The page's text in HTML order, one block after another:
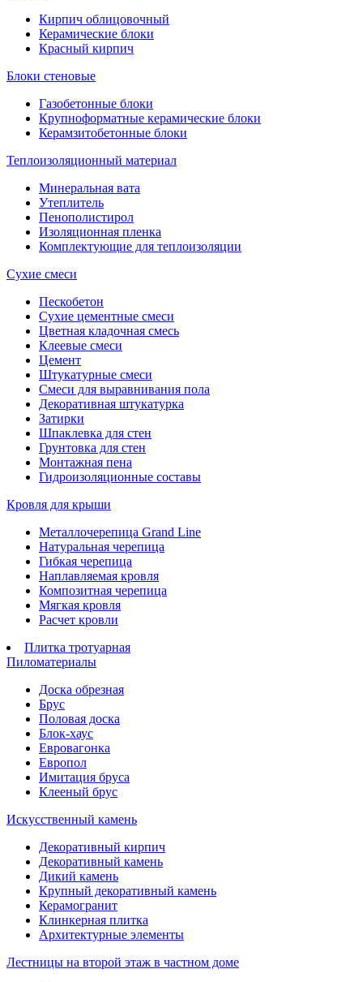
Кирпич облицовочный
Керамические блоки
Красный кирпич
Блоки стеновые
Газобетонные блоки
Крупноформатные керамические блоки
Керамзитобетонные блоки
Теплоизоляционный материал
Минеральная вата
Утеплитель
Пенополистирол
Изоляционная пленка
Комплектующие для теплоизоляции
Сухие смеси
Пескобетон
Сухие цементные смеси
Цветная кладочная смесь
Клеевые смеси
Цемент
Штукатурные смеси
Смеси для выравнивания пола
Декоративная штукатурка
Затирки
Шпаклевка для стен
Грунтовка для стен
Монтажная пена
Гидроизоляционные составы
Кровля для крыши
Металлочерепица Grand Line
Натуральная черепица
Гибкая черепица
Наплавляемая кровля
Композитная черепица
Мягкая кровля
Расчет кровли
Плитка тротуарная
Пиломатериалы
Доска обрезная
Брус
Половая доска
Блок-хаус
Евровагонка
Европол
Имитация бруса
Клееный брус
Искусственный камень
Декоративный кирпич
Декоративный камень
Дикий камень
Крупный декоративный камень
Керамогранит
Клинкерная плитка
Архитектурные элементы
Лестницы на второй этаж в частном доме